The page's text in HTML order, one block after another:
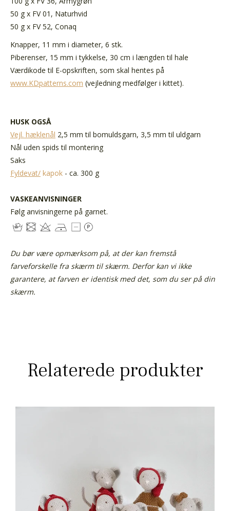
50 g x FV 01, Naturhvid
50 g x FV 52, Conaq
Knapper, 11 mm i diameter, 6 stk.
Piberenser, 15 mm i tykkelse, 30 cm i længden til hale
Værdikode til E-opskriften, som skal hentes på
www.KDpatterns.com (vejledning medfølger i kittet).
HUSK OGSÅ
Vejl. hæklenål 2,5 mm til bomuldsgarn, 3,5 mm til uldgarn
Nål uden spids til montering
Saks
Fyldevat/ kapok - ca. 300 g
VASKEANVISNINGER
Følg anvisningerne på garnet.
Du bør være opmærksom på, at der kan fremstå
farveforskelle fra skærm til skærm. Derfor kan vi ikke
garantere, at farven er identisk med det, som du ser på din
skærm.
Relaterede produkter